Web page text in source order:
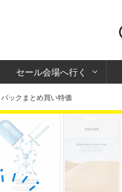
セール会場へ行く
パックまとめ買い特価